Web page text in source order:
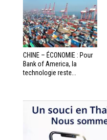
CHINE – ÉCONOMIE : Pour
Bank of America, la
technologie reste...